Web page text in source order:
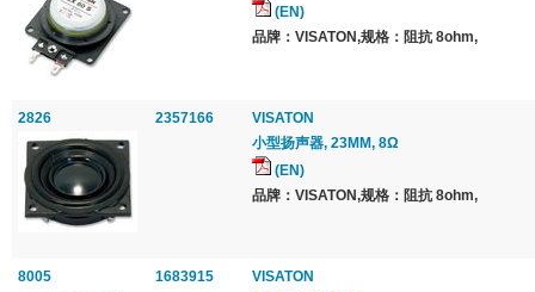
(EN)
品牌：VISATON,规格：阻抗 8ohm,
2826 2357166
VISATON
小型扬声器, 23MM, 8Ω
(EN)
品牌：VISATON,规格：阻抗 8ohm,
8005 1683915
VISATON